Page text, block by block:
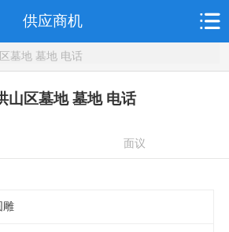
供应商机
墓地 墓地 电话
山区墓地 墓地 电话
面议
雕